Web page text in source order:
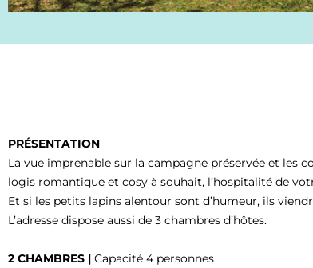
PRÉSENTATION
La vue imprenable sur la campagne préservée et les
logis romantique et cosy à souhait, l’hospitalité de
Et si les petits lapins alentour sont d’humeur, ils
L’adresse dispose aussi de 3 chambres d’hôtes.
2 CHAMBRES | Capacité 4 personnes